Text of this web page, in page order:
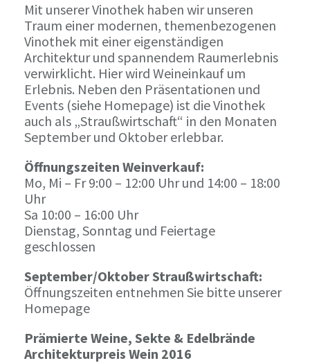
Mit unserer Vinothek haben wir unseren
Traum einer modernen, themenbezogenen
Vinothek mit einer eigenständigen
Architektur und spannendem Raumerlebnis
verwirklicht. Hier wird Weineinkauf um
Erlebnis. Neben den Präsentationen und
Events (siehe Homepage) ist die Vinothek
auch als „Straußwirtschaft“ in den Monaten
September und Oktober erlebbar.
Öffnungszeiten Weinverkauf:
Mo, Mi – Fr 9:00 – 12:00 Uhr und 14:00 – 18:00
Uhr
Sa 10:00 – 16:00 Uhr
Dienstag, Sonntag und Feiertage
geschlossen
September/Oktober Straußwirtschaft:
Öffnungszeiten entnehmen Sie bitte unserer
Homepage
Prämierte Weine, Sekte & Edelbrände
Architekturpreis Wein 2016